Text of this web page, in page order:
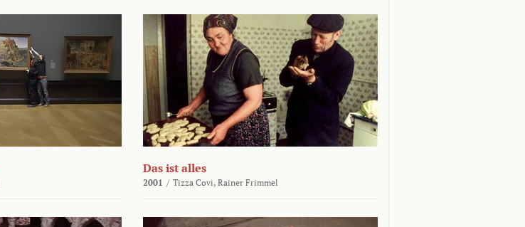
Das ist alles
2001 / Tizza Covi, Rainer Frimmel